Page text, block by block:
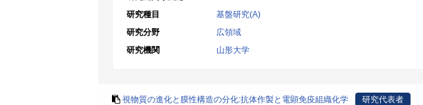
研究種目
基盤研究(A)
研究分野
広領域
研究機関
山形大学
視物質の進化と膜性構造の分化:抗体作製と電顕免疫組織化学 研究代表者